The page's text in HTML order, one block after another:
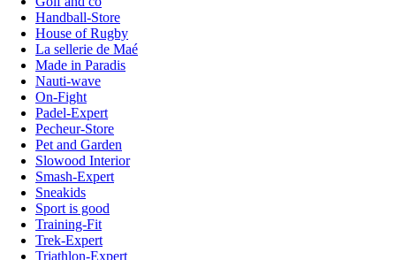
Handball-Store
House of Rugby
La sellerie de Maé
Made in Paradis
Nauti-wave
On-Fight
Padel-Expert
Pecheur-Store
Pet and Garden
Slowood Interior
Smash-Expert
Sneakids
Sport is good
Training-Fit
Trek-Expert
Triathlon-Expert